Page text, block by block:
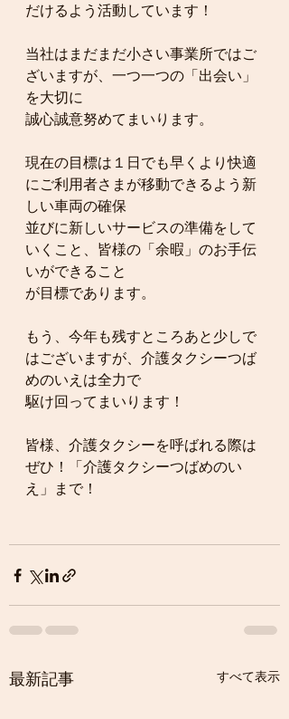
だけるよう活動しています！
当社はまだまだ小さい事業所ではご
ざいますが、一つ一つの「出会い」
を大切に
誠心誠意努めてまいります。
現在の目標は１日でも早くより快適
にご利用者さまが移動できるよう新
しい車両の確保
並びに新しいサービスの準備をして
いくこと、皆様の「余暇」のお手伝
いができること
が目標であります。
もう、今年も残すところあと少しで
はございますが、介護タクシーつば
めのいえは全力で
駆け回ってまいります！
皆様、介護タクシーを呼ばれる際は
ぜひ！「介護タクシーつばめのい
え」まで！
最新記事 すべて表示